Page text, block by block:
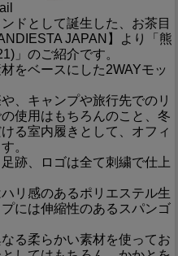
ドとして誕生した、お茶目
JAPAN】より「熊
」のご紹介です。
をベースにした2WAYモッ
、キャンプや旅行先でのリ
使用はもちろんのこと、冬
る室内履きとして、オフィ
。
跡、ロゴは全て刺繍で仕上
リ感のあるポリエステル生
には伸縮性のあるスパンゴ
る柔らかい素材を使ってお